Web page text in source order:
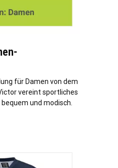
für Damen von dem
vereint sportliches
und modisch.